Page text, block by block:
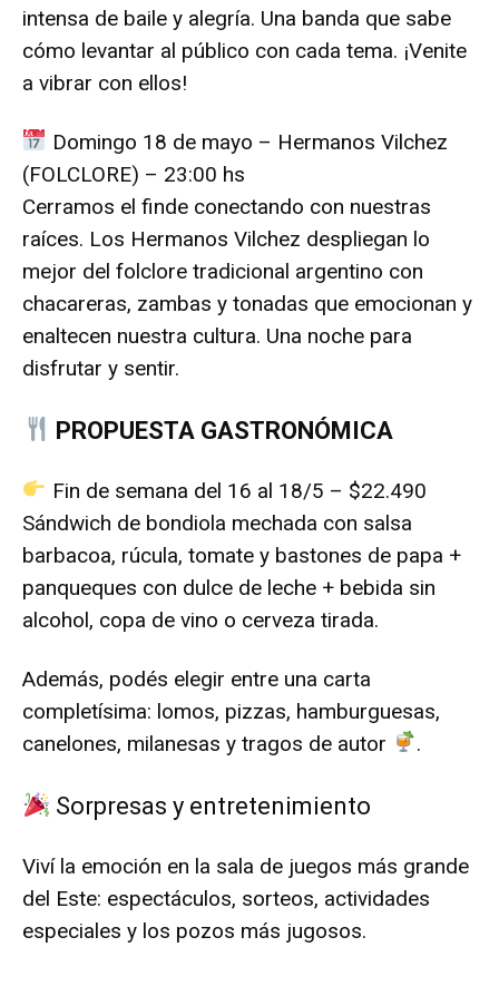
intensa de baile y alegría. Una banda que sabe
cómo levantar al público con cada tema. ¡Venite
a vibrar con ellos!
Domingo 18 de mayo – Hermanos Vilchez
(FOLCLORE) – 23:00 hs
Cerramos el finde conectando con nuestras
raíces. Los Hermanos Vilchez despliegan lo
mejor del folclore tradicional argentino con
chacareras, zambas y tonadas que emocionan y
enaltecen nuestra cultura. Una noche para
disfrutar y sentir.
PROPUESTA GASTRONÓMICA
Fin de semana del 16 al 18/5 – $22.490
Sándwich de bondiola mechada con salsa
barbacoa, rúcula, tomate y bastones de papa +
panqueques con dulce de leche + bebida sin
alcohol, copa de vino o cerveza tirada.
Además, podés elegir entre una carta
completísima: lomos, pizzas, hamburguesas,
canelones, milanesas y tragos de autor
.
Sorpresas y entretenimiento
Viví la emoción en la sala de juegos más grande
del Este: espectáculos, sorteos, actividades
especiales y los pozos más jugosos.